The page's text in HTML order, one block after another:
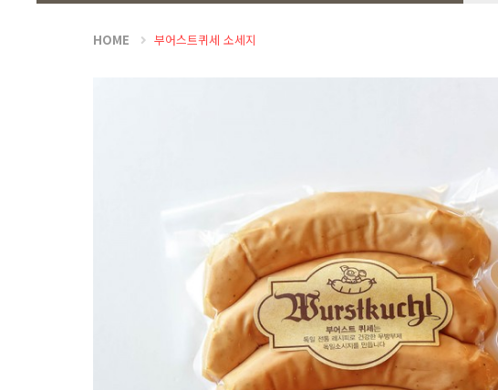
HOME 부어스트퀴세 소세지